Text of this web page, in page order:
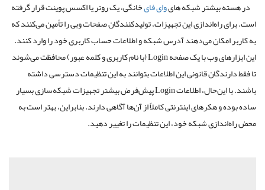
درهستهبیشترشبکههایوای فایخانگی،یکروتریااکسسپوینتقرارگرفته
است.برایراهاندازیاینتجهیزات،تولیدکنندگانصفحاتوبیراتأمینمیکنندکه
بهکاربرامکانمیدهندآدرسشبکهواطلاعاتحسابکاربریخودراواردکنند.
اینابزارهایوببایکصفحهLogin
(بانامکاربریوکلمهعبور)محافظتمیشوند
تافقطدارندگانقانونیایناطلاعاتبتوانندبهاینتنظیماتدسترسیداشته
باشند.بااینحال،اطلاعاتLoginپیشفرضبیشترتجهیزاتشبکهسازیبسیار
سادهبودهوهکرهایاینترنتیکاملاًازآنهاآگاهیدارند.بنابراین،بهتراستبه
محضراهاندازیشبکهخود،اینتنظیماتراتغییردهید.